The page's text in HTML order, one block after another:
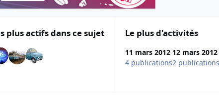
plus actifs dans ce sujet Le plus d'activités
11 mars 2012
4 publications
12 mars 2012
2 publications